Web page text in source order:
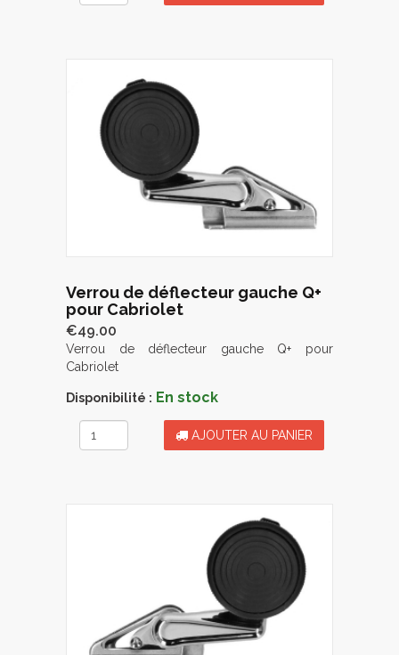
Verrou de déflecteur gauche Q+
pour Cabriolet
€49.00
Verrou de déflecteur gauche Q+ pour
Cabriolet
Disponibilité : En stock
AJOUTER AU PANIER